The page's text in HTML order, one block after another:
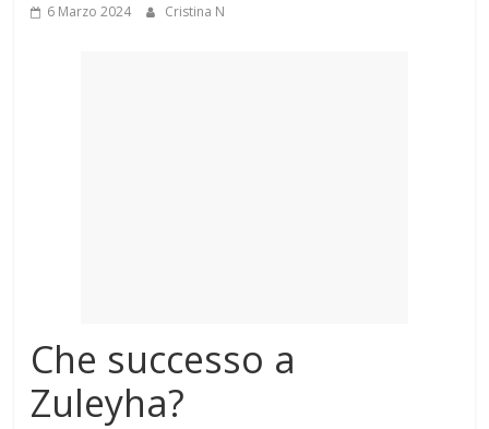
6 Marzo 2024 Cristina N
Che successo a
Zuleyha?